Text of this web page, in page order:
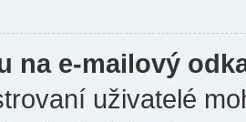
na e-mailový
uživatelé